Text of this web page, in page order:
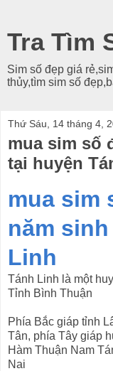
Tra Tìm
Sim số đẹp giá
thủy,tìm sim số
Thứ Sáu, 14 tháng 4,
mua sim số
tại huyện
mua sim
năm
Linh
Tánh Linh là một
Tỉnh Bình Thuận
Phía Bắc giáp tỉnh
Tân, phía Tây giáp
Hàm Thuận Nam
Nai